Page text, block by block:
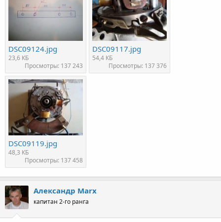
DSC09124.jpg
23,6 КБ
Просмотры: 137 243
DSC09117.jpg
54,4 КБ
Просмотры: 137 376
DSC09119.jpg
48,3 КБ
Просмотры: 137 458
Александр Marx
капитан 2-го ранга